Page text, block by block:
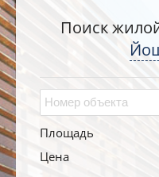
Поиск
Площадь
Цена